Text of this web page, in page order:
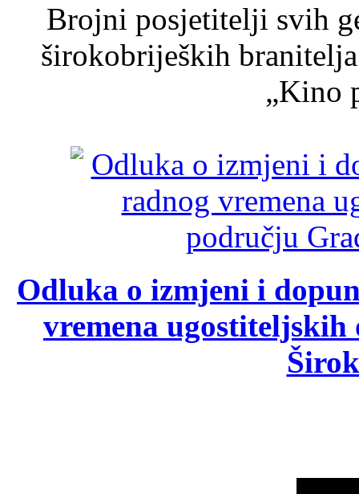
Brojni posjetitelji svih
širokobrijeških
„Kino
Odluka o izmjeni i
vremena